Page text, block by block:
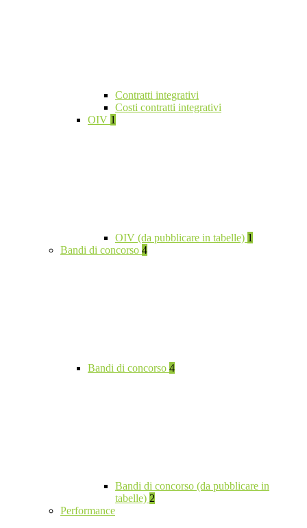
Contratti integrativi
Costi contratti integrativi
OIV 1
OIV (da pubblicare in tabelle) 1
Bandi di concorso 4
Bandi di concorso 4
Bandi di concorso (da pubblicare in
tabelle) 2
Performance